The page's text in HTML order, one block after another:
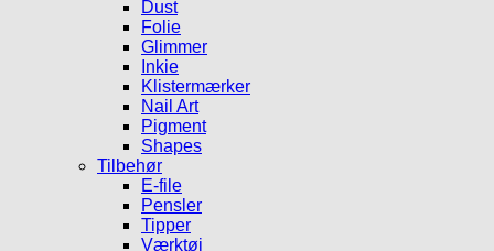
Dust
Folie
Glimmer
Inkie
Klistermærker
Nail Art
Pigment
Shapes
Tilbehør
E-file
Pensler
Tipper
Værktøj